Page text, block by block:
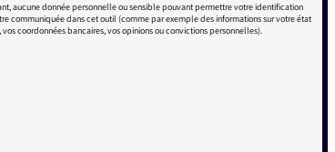
RÉSEAUX
aucune donnée personnelle ou sensible pouvant permettre votre identification
communiquée dans cet outil (comme par exemple des informations sur votre état
vos coordonnées bancaires, vos opinions ou convictions personnelles).